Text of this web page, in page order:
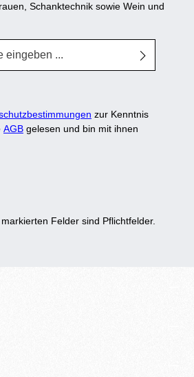
Schanktechnik sowie Wein und
zur Kenntnis
AGB gelesen und bin mit ihnen
Felder sind Pflichtfelder.